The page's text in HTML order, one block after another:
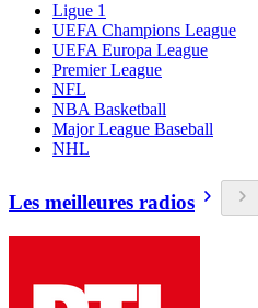
Ligue 1
UEFA Champions League
UEFA Europa League
Premier League
NFL
NBA Basketball
Major League Baseball
NHL
Les meilleures radios